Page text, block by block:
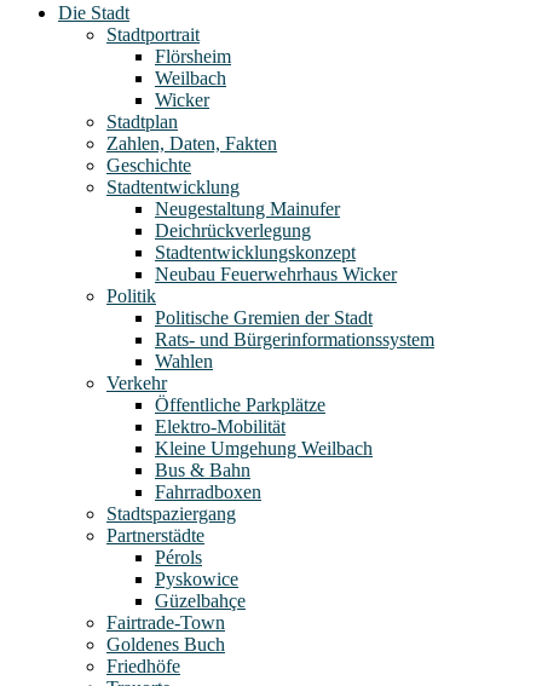
Die Stadt
Stadtportrait
Flörsheim
Weilbach
Wicker
Stadtplan
Zahlen, Daten, Fakten
Geschichte
Stadtentwicklung
Neugestaltung Mainufer
Deichrückverlegung
Stadtentwicklungskonzept
Neubau Feuerwehrhaus Wicker
Politik
Politische Gremien der Stadt
Rats- und Bürgerinformationssystem
Wahlen
Verkehr
Öffentliche Parkplätze
Elektro-Mobilität
Kleine Umgehung Weilbach
Bus & Bahn
Fahrradboxen
Stadtspaziergang
Partnerstädte
Pérols
Pyskowice
Güzelbahçe
Fairtrade-Town
Goldenes Buch
Friedhöfe